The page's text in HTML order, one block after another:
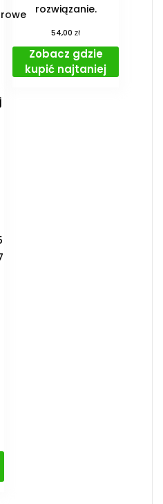
rozwiązanie.
54,00zł
Zobacz gdzie
kupić najtaniej